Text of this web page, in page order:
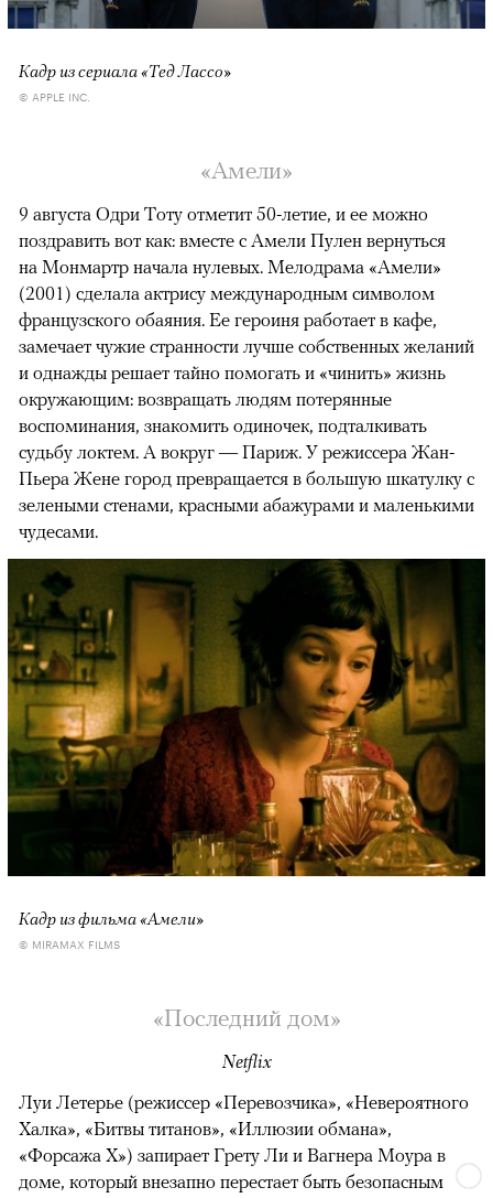
Кадр из сериала «Тед Лассо»
© APPLE INC.
«Амели»
9 августа Одри Тоту отметит 50-летие, и ее можно
поздравить вот как: вместе с Амели Пулен вернуться
на Монмартр начала нулевых. Мелодрама «Амели»
(2001) сделала актрису международным символом
французского обаяния. Ее героиня работает в кафе,
замечает чужие странности лучше собственных желаний
и однажды решает тайно помогать и «чинить» жизнь
окружающим: возвращать людям потерянные
воспоминания, знакомить одиночек, подталкивать
судьбу локтем. А вокруг — Париж. У режиссера Жан-
Пьера Жене город превращается в большую шкатулку с
зелеными стенами, красными абажурами и маленькими
чудесами.
Кадр из фильма «Амели»
© MIRAMAX FILMS
«Последний дом»
Netflix
Луи Летерье (режиссер «Перевозчика», «Невероятного
Халка», «Битвы титанов», «Иллюзии обмана»,
«Форсажа X») запирает Грету Ли и Вагнера Моура в
доме, который внезапно перестает быть безопасным